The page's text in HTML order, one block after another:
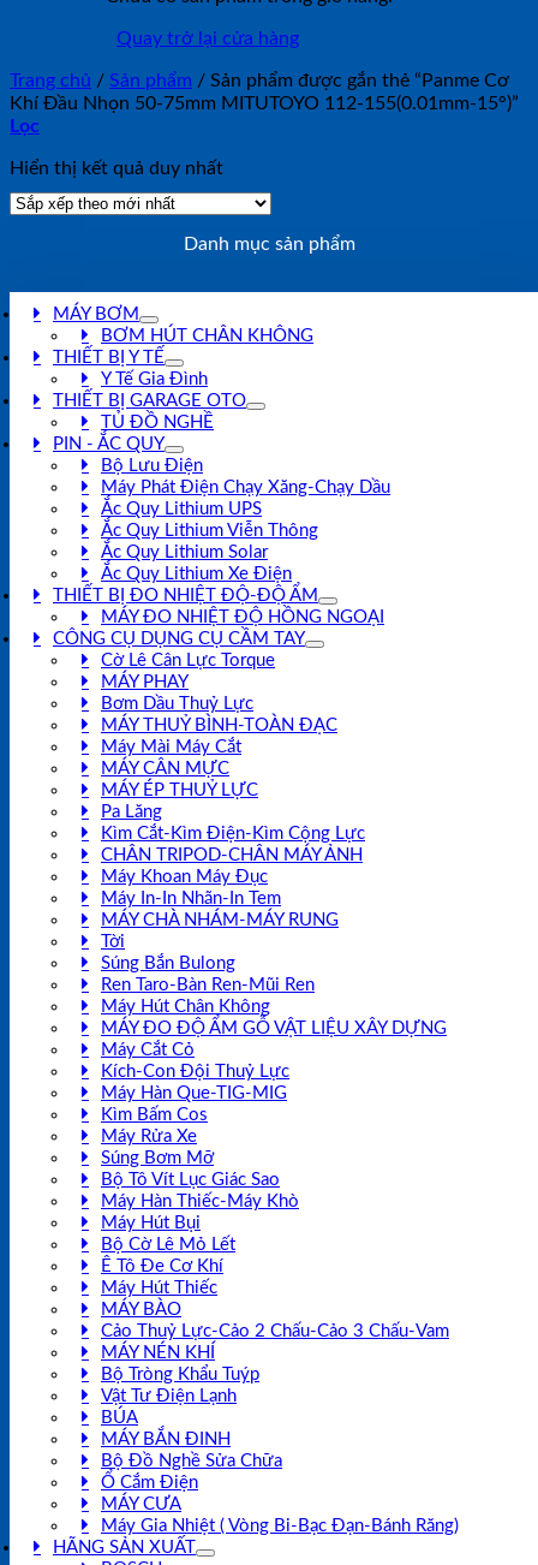
Quay trở lại cửa hàng
Trang chủ / Sản phẩm / Sản phẩm được gắn thẻ “Panme Cơ
Khí Đầu Nhọn 50-75mm MITUTOYO 112-155(0.01mm-15°)”
Lọc
Hiển thị kết quả duy nhất
Danh mục sản phẩm
MÁY BƠM
BƠM HÚT CHÂN KHÔNG
THIẾT BỊ Y TẾ
Y Tế Gia Đình
THIẾT BỊ GARAGE OTO
TỦ ĐỒ NGHỀ
PIN - ẮC QUY
Bộ Lưu Điện
Máy Phát Điện Chạy Xăng-Chạy Dầu
Ắc Quy Lithium UPS
Ắc Quy Lithium Viễn Thông
Ắc Quy Lithium Solar
Ắc Quy Lithium Xe Điện
THIẾT BỊ ĐO NHIỆT ĐỘ-ĐỘ ẨM
MÁY ĐO NHIỆT ĐỘ HỒNG NGOẠI
CÔNG CỤ DỤNG CỤ CẦM TAY
Cờ Lê Cân Lực Torque
MÁY PHAY
Bơm Dầu Thuỷ Lực
MÁY THUỶ BÌNH-TOÀN ĐẠC
Máy Mài Máy Cắt
MÁY CÂN MỰC
MÁY ÉP THUỶ LỰC
Pa Lăng
Kìm Cắt-Kìm Điện-Kìm Cộng Lực
CHÂN TRIPOD-CHÂN MÁY ẢNH
Máy Khoan Máy Đục
Máy In-In Nhãn-In Tem
MÁY CHÀ NHÁM-MÁY RUNG
Tời
Súng Bắn Bulong
Ren Taro-Bàn Ren-Mũi Ren
Máy Hút Chân Không
MÁY ĐO ĐỘ ẨM GỖ VẬT LIỆU XÂY DỰNG
Máy Cắt Cỏ
Kích-Con Đội Thuỷ Lực
Máy Hàn Que-TIG-MIG
Kìm Bấm Cos
Máy Rửa Xe
Súng Bơm Mỡ
Bộ Tô Vít Lục Giác Sao
Máy Hàn Thiếc-Máy Khò
Máy Hút Bụi
Bộ Cờ Lê Mỏ Lết
Ê Tô Đe Cơ Khí
Máy Hút Thiếc
MÁY BÀO
Cảo Thuỷ Lực-Cảo 2 Chấu-Cảo 3 Chấu-Vam
MÁY NÉN KHÍ
Bộ Tròng Khẩu Tuýp
Vật Tư Điện Lạnh
BÚA
MÁY BẮN ĐINH
Bộ Đồ Nghề Sửa Chữa
Ổ Cắm Điện
MÁY CƯA
Máy Gia Nhiệt ( Vòng Bi-Bạc Đạn-Bánh Răng)
HÃNG SẢN XUẤT